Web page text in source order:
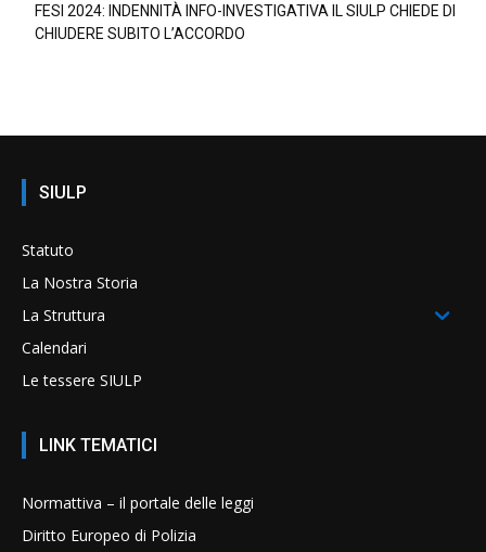
FESI 2024: INDENNITÀ INFO-INVESTIGATIVA IL SIULP CHIEDE DI
CHIUDERE SUBITO L’ACCORDO
SIULP
Statuto
La Nostra Storia
La Struttura
Calendari
Le tessere SIULP
LINK TEMATICI
Normattiva – il portale delle leggi
Diritto Europeo di Polizia